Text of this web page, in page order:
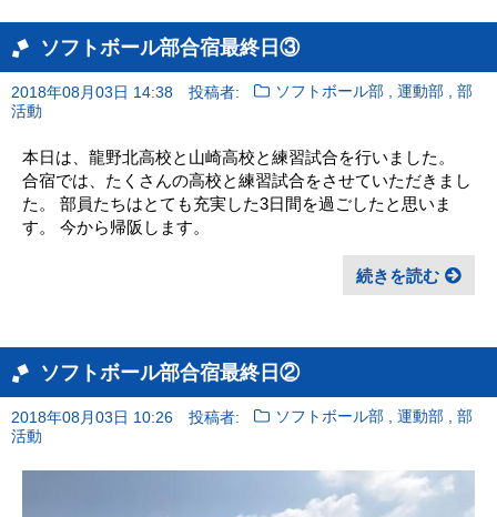
ソフトボール部合宿最終日③
2018年08月03日 14:38 投稿者: ソフトボール部 ,運動部 ,部
活動
本日は、龍野北高校と山崎高校と練習試合を行いました。
合宿では、たくさんの高校と練習試合をさせていただきまし
た。 部員たちはとても充実した3日間を過ごしたと思いま
す。 今から帰阪します。
続きを読む
ソフトボール部合宿最終日②
2018年08月03日 10:26 投稿者: ソフトボール部 ,運動部 ,部
活動